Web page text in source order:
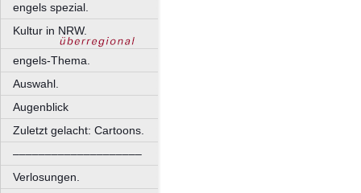
engels spezial.
Kultur in NRW.
engels-Thema.
Auswahl.
Augenblick
Zuletzt gelacht: Cartoons.
––––––––––––––––––––
Verlosungen.